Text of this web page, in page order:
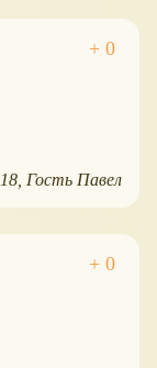
Гость Павел